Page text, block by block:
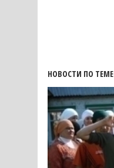
НОВОСТИ ПО ТЕМЕ